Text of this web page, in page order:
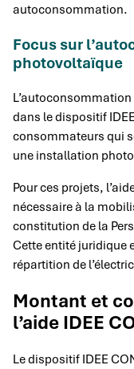
autoconsommation.
Focus sur
photovoltaïque
dans le dispositif
consommateurs qui
une installation
Pour ces projets,
nécessaire à la
constitution de la
Cette entité juridique
répartition de
Montant et
l’aide IDEE
Le dispositif IDEE